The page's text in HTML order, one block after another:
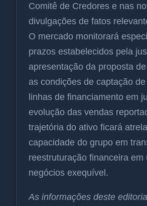
Comitê de Credores e nas
divulgações de fatos
O mercado monitorará
prazos estabelecidos pela
apresentação da proposta
as condições de captação
linhas de financiamento em
evolução das vendas
trajetória do ativo ficará
capacidade do grupo em
reestruturação financeira em
negócios exequível.
As informações deste